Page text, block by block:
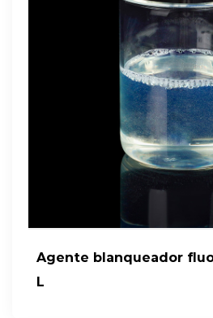
Agente blanqueador
L